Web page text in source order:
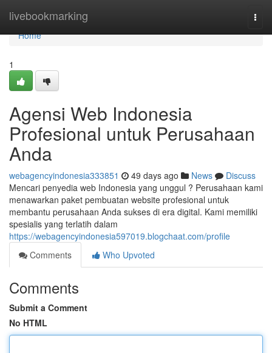
livebookmarking
Home
Home
1
Agensi Web Indonesia
Profesional untuk Perusahaan
Anda
webagencyindonesia333851 49 days ago News
Discuss
Mencari penyedia web Indonesia yang unggul ? Perusahaan kami
menawarkan paket pembuatan website profesional untuk
membantu perusahaan Anda sukses di era digital. Kami memiliki
spesialis yang terlatih dalam
https://webagencyindonesia597019.blogchaat.com/profile
Comments
Who Upvoted
Comments
Submit a Comment
No HTML